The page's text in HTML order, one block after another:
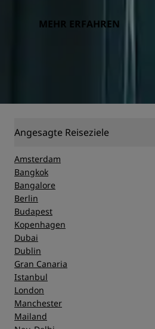
MEHR ERFAHREN
Angesagte Reiseziele
Amsterdam
Bangkok
Bangalore
Berlin
Budapest
Kopenhagen
Dubai
Dublin
Gran Canaria
Istanbul
London
Manchester
Mailand